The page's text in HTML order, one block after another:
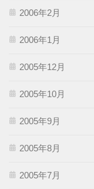
2006年2月
2006年1月
2005年12月
2005年10月
2005年9月
2005年8月
2005年7月